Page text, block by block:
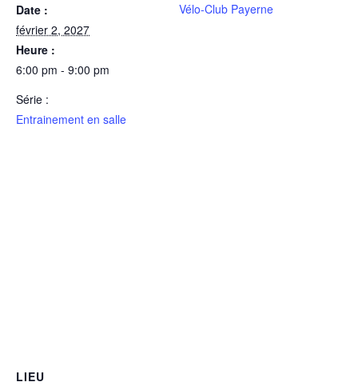
Date :
février 2, 2027
Heure :
6:00 pm - 9:00 pm
Série :
Entrainement en salle
Vélo-Club Payerne
LIEU